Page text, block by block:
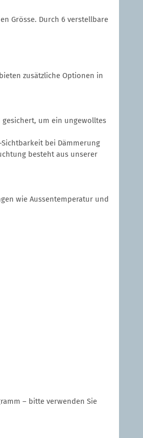
Grösse. Durch 6 verstellbare
zusätzliche Optionen in
um ein ungewolltes
bei Dämmerung
besteht aus unserer
wie Aussentemperatur und
– bitte verwenden Sie